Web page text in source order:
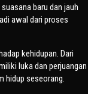
baru dan jauh
awal dari proses
kehidupan. Dari
luka dan perjuangan
hidup seseorang.